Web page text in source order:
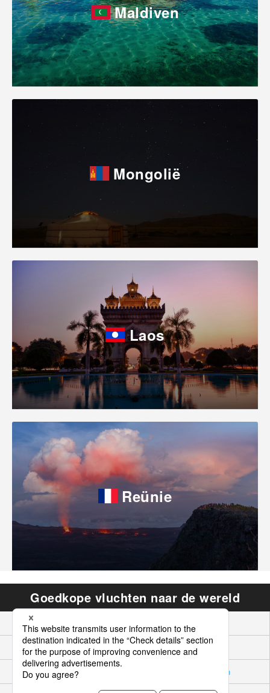
Maldiven
Mongolië
Laos
Reünie
Goedkope vluchten naar de wereld
Azië Hawaii Pacific
Noord Amerika Europa
Oceanië Midden-Oosten